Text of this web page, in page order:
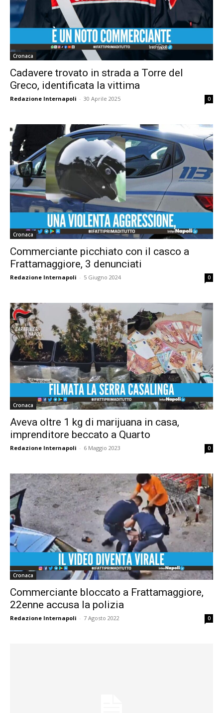
Cronaca
Cadavere trovato in strada a Torre del
Greco, identificata la vittima
Redazione Internapoli - 30 Aprile 2025 0
Cronaca
Commerciante picchiato con il casco a
Frattamaggiore, 3 denunciati
Redazione Internapoli - 5 Giugno 2024 0
Cronaca
Aveva oltre 1 kg di marijuana in casa,
imprenditore beccato a Quarto
Redazione Internapoli - 6 Maggio 2023 0
Cronaca
Commerciante bloccato a Frattamaggiore,
22enne accusa la polizia
Redazione Internapoli - 7 Agosto 2022 0